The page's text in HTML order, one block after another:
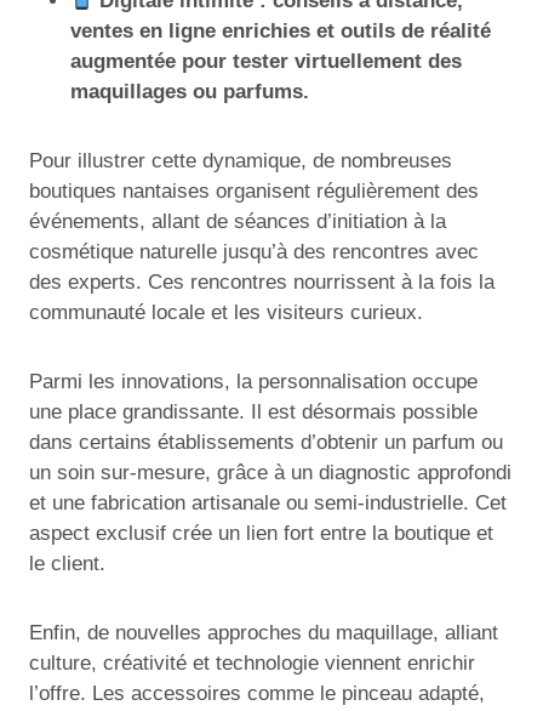
ventes en ligne enrichies et outils de réalité
augmentée pour tester virtuellement des
maquillages ou parfums.
Pour illustrer cette dynamique, de nombreuses
boutiques nantaises organisent régulièrement des
événements, allant de séances d’initiation à la
cosmétique naturelle jusqu’à des rencontres avec
des experts. Ces rencontres nourrissent à la fois la
communauté locale et les visiteurs curieux.
Parmi les innovations, la personnalisation occupe
une place grandissante. Il est désormais possible
dans certains établissements d’obtenir un parfum ou
un soin sur-mesure, grâce à un diagnostic approfondi
et une fabrication artisanale ou semi-industrielle. Cet
aspect exclusif crée un lien fort entre la boutique et
le client.
Enfin, de nouvelles approches du maquillage, alliant
culture, créativité et technologie viennent enrichir
l’offre. Les accessoires comme le pinceau adapté,